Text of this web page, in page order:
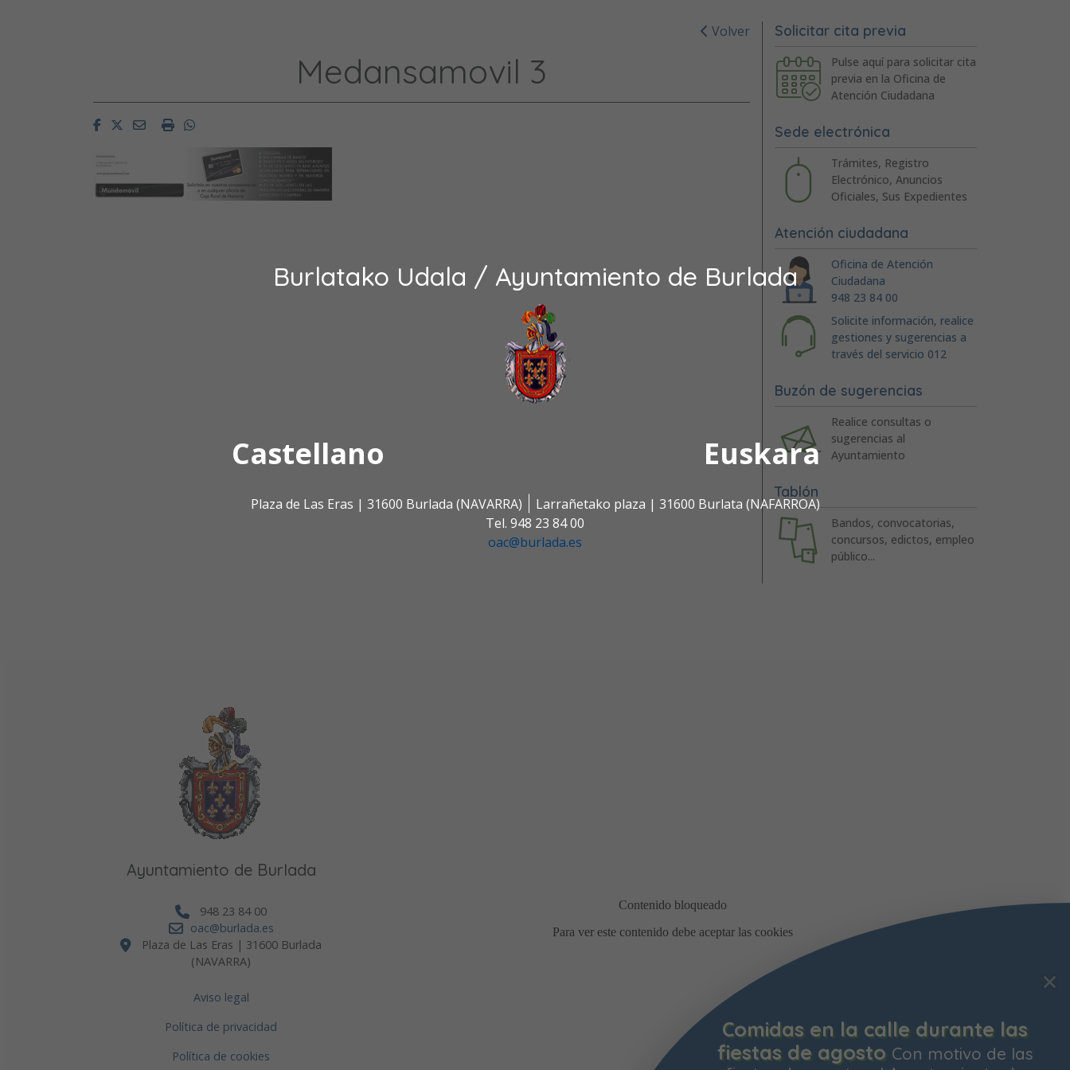
Burlatako Udala / Ayuntamiento de Burlada
Castellano Euskara
Plaza de Las Eras | 31600 Burlada (NAVARRA)
Larrañetako plaza | 31600 Burlata (NAFARROA)
Tel. 948 23 84 00
oac@burlada.es
Comidas en la calle durante las
fiestas de agosto Con motivo de las
Volver
Medansamovil 3
FacebookTwitterEmailImprimirWhatsapp
Solicitar cita previa
Pulse aquí para solicitar cita
previa en la Oficina de
Atención Ciudadana
Sede electrónica
Trámites, Registro
Electrónico, Anuncios
Oficiales, Sus Expedientes
Atención ciudadana
Oficina de Atención
Ciudadana
948 23 84 00
Solicite información, realice
gestiones y sugerencias a
través del servicio 012
Buzón de sugerencias
Realice consultas o
sugerencias al
Ayuntamiento
Tablón
Bandos, convocatorias,
concursos, edictos, empleo
público...
Ayuntamiento de Burlada
948 23 84 00
oac@burlada.es
Plaza de Las Eras | 31600 Burlada
(NAVARRA)
Aviso legal
Política de privacidad
Política de cookies